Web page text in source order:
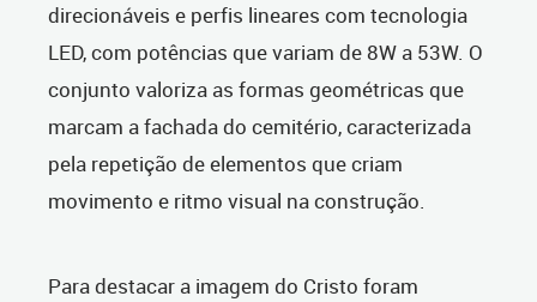
direcionáveis e perfis lineares com tecnologia
LED, com potências que variam de 8W a 53W. O
conjunto valoriza as formas geométricas que
marcam a fachada do cemitério, caracterizada
pela repetição de elementos que criam
movimento e ritmo visual na construção.
Para destacar a imagem do Cristo foram